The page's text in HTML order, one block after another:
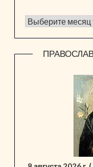
Архив новостей